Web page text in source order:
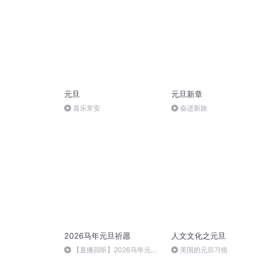
元旦
喜乐常安
元旦新章
奋进新旅
2026马年元旦祈愿
【直播回听】2026马年元旦
人文文化之元旦
美国的元旦习俗